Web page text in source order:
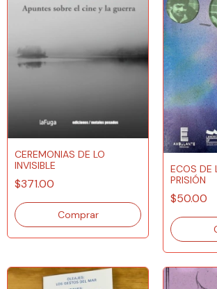
CEREMONIAS DE LO
INVISIBLE
$371.00
ECOS DE
PRISIÓN
$50.00